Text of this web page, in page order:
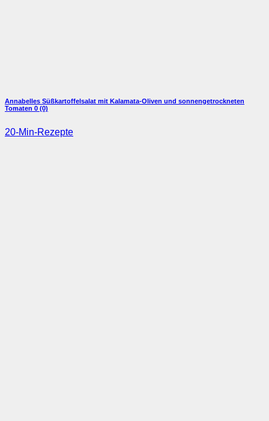
Annabelles Süßkartoffelsalat mit Kalamata-Oliven und sonnengetrockneten
Tomaten 0 (0)
20-Min-Rezepte